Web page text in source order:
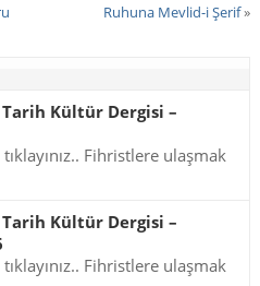
Ruhuna Mevlid-i Şerif»
Tarih Kültür Dergisi –
Fihristlere ulaşmak
Tarih Kültür Dergisi –
Fihristlere ulaşmak